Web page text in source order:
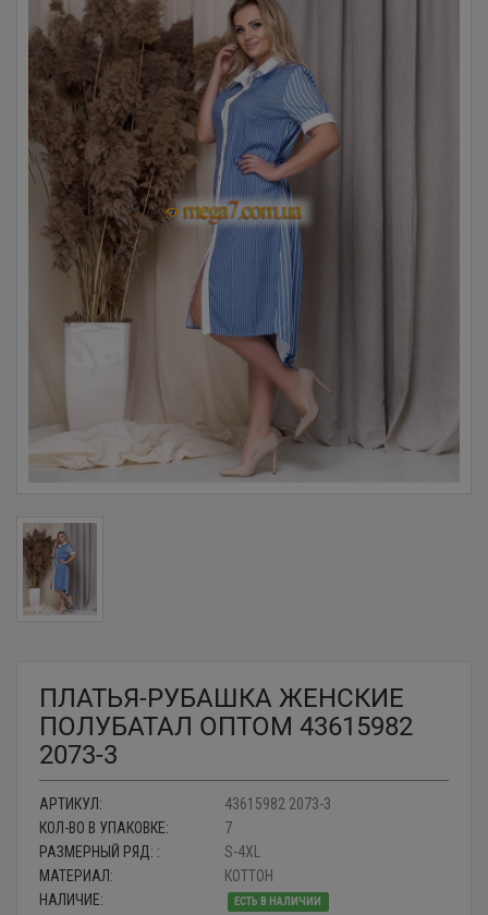
ПЛАТЬЯ-РУБАШКА ЖЕНСКИЕ
ПОЛУБАТАЛ ОПТОМ 43615982
2073-3
АРТИКУЛ:
43615982 2073-3
КОЛ-ВО В УПАКОВКЕ:
7
РАЗМЕРНЫЙ РЯД: :
S-4XL
МАТЕРИАЛ:
КОТТОН
НАЛИЧИЕ:
ЕСТЬ В НАЛИЧИИ